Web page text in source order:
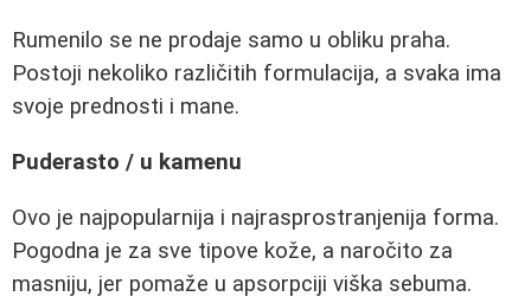
Rumenilo se ne prodaje samo u obliku praha.
Postoji nekoliko različitih formulacija, a svaka ima
svoje prednosti i mane.
Puderasto / u kamenu
Ovo je najpopularnija i najrasprostranjenija forma.
Pogodna je za sve tipove kože, a naročito za
masniju, jer pomaže u apsorpciji viška sebuma.